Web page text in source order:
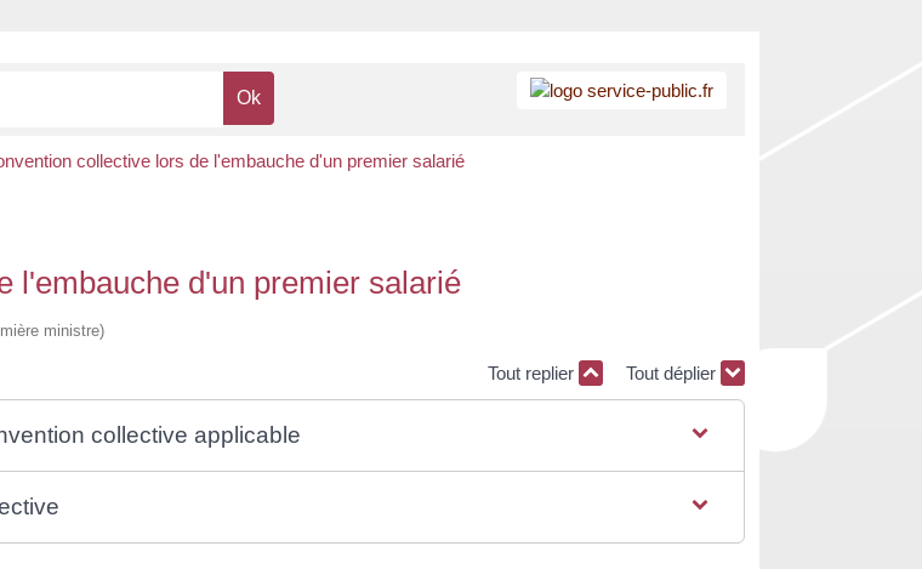
collective lors de l'embauche d'un premier salarié
l'embauche d'un premier salarié
ministre)
Tout replier Tout déplier
collective applicable